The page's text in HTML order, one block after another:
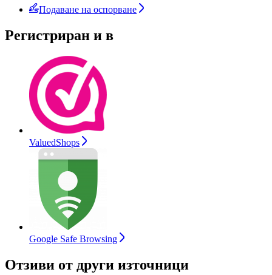
Подаване на оспорване
Регистриран и в
ValuedShops
Google Safe Browsing
Отзиви от други източници